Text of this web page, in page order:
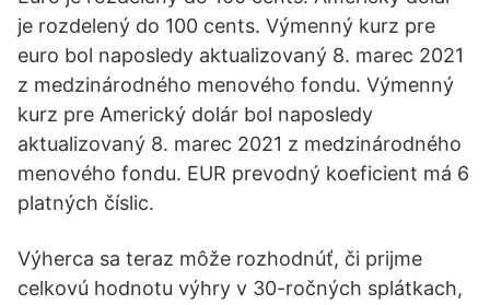
je rozdelený do 100 cents. Výmenný kurz pre
euro bol naposledy aktualizovaný 8. marec 2021
z medzinárodného menového fondu. Výmenný
kurz pre Americký dolár bol naposledy
aktualizovaný 8. marec 2021 z medzinárodného
menového fondu. EUR prevodný koeficient má 6
platných číslic.
Výherca sa teraz môže rozhodnúť, či prijme
celkovú hodnotu výhry v 30-ročných splátkach,